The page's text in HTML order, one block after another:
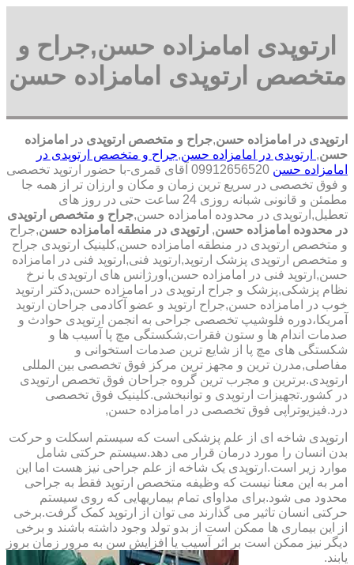
ارتوپدی امامزاده حسن,جراح و
متخصص ارتوپدی امامزاده حسن
ارتوپدی در امامزاده حسن,جراح و متخصص ارتوپدی در امامزاده
حسن, ارتوپدی در امامزاده حسن,جراح و متخصص ارتوپدی در
امامزاده حسن
09912656520 آقای قمری-با حضور ارتوپد تخصصی
و فوق تخصصی در سریع ترین زمان و مکان و ارزان تر از همه جا
مطمئن و قانونی شبانه روزی 24 ساعت حتی در روز های
تعطیل,ارتوپدی در محدوده امامزاده حسن,جراح و متخصص ارتوپدی
در محدوده امامزاده حسن, ارتوپدی در منطقه امامزاده حسن,جراح
و متخصص ارتوپدی در منطقه امامزاده حسن,کلینیک ارتوپدی جراح
و متخصص ارتوپدی پزشک ارتوپد,ارتوپد فنی,ارتوپد فنی در امامزاده
حسن,ارتوپد فنی در امامزاده حسن,اورژانس های ارتوپدی با نرخ
نظام پزشکی,پزشک و جراح ارتوپدی در امامزاده حسن,دکتر ارتوپد
خوب در امامزاده حسن,جراح ارتوپد و عضو آکادمی جراحان ارتوپد
آمریکا،دوره فلوشیپ تخصصی جراحی به انجمن ارتوپدی حوادث و
صدمات اندام ها و ستون فقرات,شکستگی مچ پا آسیب ها و
شکستگی های مچ پا از شایع ترین صدمات استخوانی و
مفاصلی,مدرن ترین و مجهز ترین مرکز فوق تخصصی بین المللی
ارتوپدی.برترین ‏و ‏مجرب ‏ترین ‏گروه ‏جراحان ‏فوق ‏تخصص ‏ارتوپدی
‏در ‏کشور.تجهیزات ارتوپدی و توانبخشی.کلینیک فوق تخصصی
درد.فیزیوتراپی فوق تخصصی در امامزاده حسن,
ارتوپدی شاخه ای از علم پزشکی است که سیستم اسکلت و حرکت
بدن انسان را مورد درمان قرار می دهد.سیستم حرکتی شامل
موارد زیر است.ارتوپدی یک شاخه از علم جراحی نیز هست اما این
امر به این معنا نیست که وظیفه متخصص ارتوپد فقط به جراحی
محدود می شود.برای مداوای تمام بیماریهایی که روی سیستم
حرکتی انسان تاثیر می گذارند می توان از ارتوپد کمک گرفت.برخی
از این بیماری ها ممکن است از بدو تولد وجود داشته باشند و برخی
دیگر نیز ممکن است بر اثر آسیب یا افزایش سن به مرور زمان بروز
یابند.